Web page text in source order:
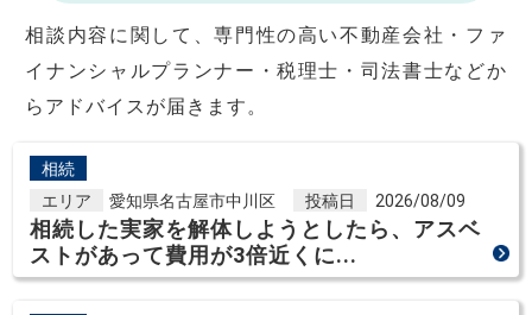
相談内容に関して、専門性の高い不動産会社・ファ
イナンシャルプランナー・税理士・司法書士などか
らアドバイスが届きます。
相続
エリア
愛知県名古屋市中川区 投稿日 2026/08/09
相続した実家を解体しようとしたら、アスベ
ストがあって費用が3倍近くに...